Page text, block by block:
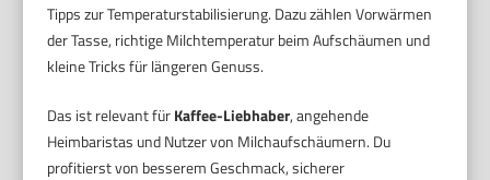
Tipps zur Temperaturstabilisierung. Dazu zählen Vorwärmen
der Tasse, richtige Milchtemperatur beim Aufschäumen und
kleine Tricks für längeren Genuss.
Das ist relevant fürKaffee-Liebhaber, angehende
Heimbaristas und Nutzer von Milchaufschäumern. Du
profitierst von besserem Geschmack, sicherer